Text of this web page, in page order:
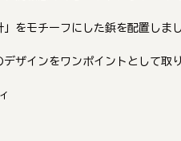
をモチーフにした鋲を配置しまし
ザインをワンポイントとして取